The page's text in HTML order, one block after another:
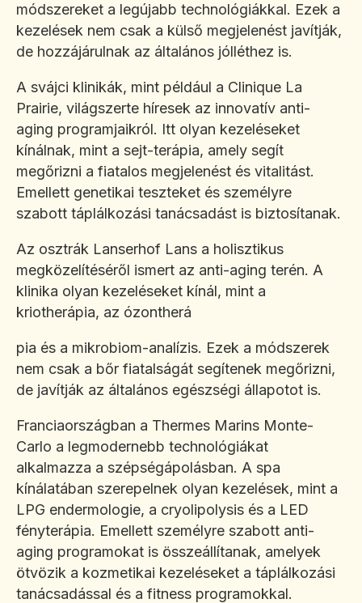
módszereket a legújabb technológiákkal. Ezek a
kezelések nem csak a külső megjelenést javítják,
de hozzájárulnak az általános jólléthez is.
A svájci klinikák, mint például a Clinique La
Prairie, világszerte híresek az innovatív anti-
aging programjaikról. Itt olyan kezeléseket
kínálnak, mint a sejt-terápia, amely segít
megőrizni a fiatalos megjelenést és vitalitást.
Emellett genetikai teszteket és személyre
szabott táplálkozási tanácsadást is biztosítanak.
Az osztrák Lanserhof Lans a holisztikus
megközelítéséről ismert az anti-aging terén. A
klinika olyan kezeléseket kínál, mint a
kriotherápia, az ózontherá
pia és a mikrobiom-analízis. Ezek a módszerek
nem csak a bőr fiatalságát segítenek megőrizni,
de javítják az általános egészségi állapotot is.
Franciaországban a Thermes Marins Monte-
Carlo a legmodernebb technológiákat
alkalmazza a szépségápolásban. A spa
kínálatában szerepelnek olyan kezelések, mint a
LPG endermologie, a cryolipolysis és a LED
fényterápia. Emellett személyre szabott anti-
aging programokat is összeállítanak, amelyek
ötvözik a kozmetikai kezeléseket a táplálkozási
tanácsadással és a fitness programokkal.